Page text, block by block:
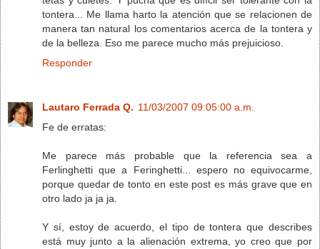
tontera... Me llama harto la atención que se relacionen de
manera tan natural los comentarios acerca de la tontera y
de la belleza. Eso me parece mucho más prejuicioso.
Responder
Lautaro Ferrada Q. 11/03/2007 09:05:00 a.m.
Fe de erratas:
Me parece más probable que la referencia sea a
Ferlinghetti que a Feringhetti... espero no equivocarme,
porque quedar de tonto en este post es más grave que en
otro lado ja ja ja.
Y sí, estoy de acuerdo, el tipo de tontera que describes
está muy junto a la alienación extrema, yo creo que por